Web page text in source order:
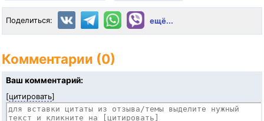
Поделиться: ещё...
Комментарии (0)
Ваш комментарий:
[цитировать]